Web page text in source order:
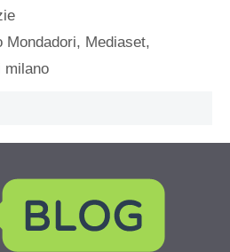
Mondadori, Mediaset,
milano